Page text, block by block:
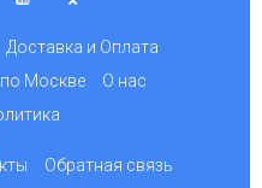
Доставка и Оплата
по Москве
О нас
Обратная связь